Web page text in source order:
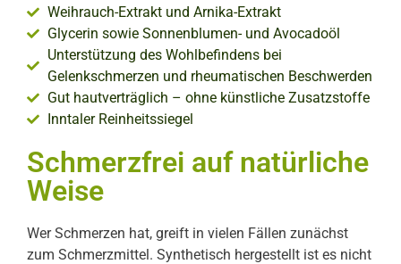
Weihrauch-Extrakt und Arnika-Extrakt
Glycerin sowie Sonnenblumen- und Avocadoöl
Unterstützung des Wohlbefindens bei
Gelenkschmerzen und rheumatischen Beschwerden
Gut hautverträglich – ohne künstliche Zusatzstoffe
Inntaler Reinheitssiegel
Schmerzfrei auf natürliche
Weise
Wer Schmerzen hat, greift in vielen Fällen zunächst
zum Schmerzmittel. Synthetisch hergestellt ist es nicht